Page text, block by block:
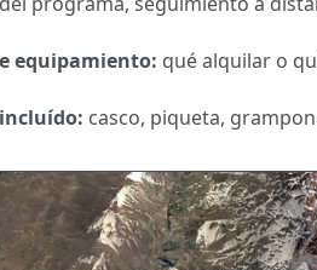
equipamiento: qué alquilar o
casco, piqueta,